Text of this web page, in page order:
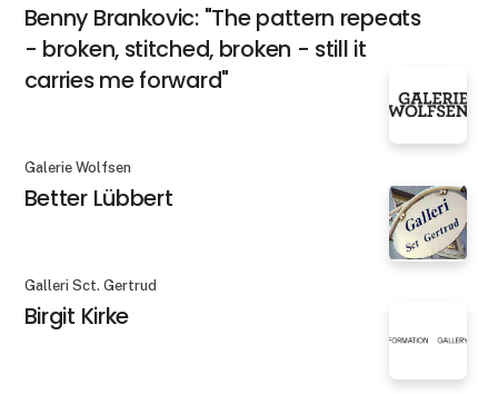
Benny Brankovic: "The pattern repeats
- broken, stitched, broken - still it
carries me forward"
Galerie Wolfsen
Better Lübbert
Galleri Sct. Gertrud
Birgit Kirke